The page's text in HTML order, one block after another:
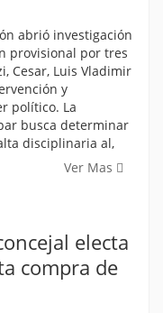
abrió investigación
provisional por tres
Cesar, Luis Vladimir
y
político. La
busca determinar
disciplinaria al,
Ver Mas
electa
compra de